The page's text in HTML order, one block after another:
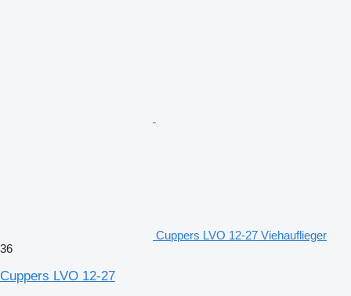
Cuppers LVO 12-27 Viehauflieger
36
Cuppers LVO 12-27